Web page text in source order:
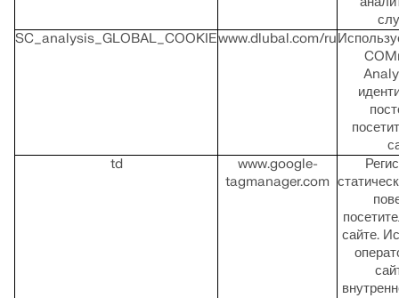
SC_analysis_GLOBAL_COOKIEwww.dlubal.com/ru
td
www.google-
tagmanager.com
сайте.